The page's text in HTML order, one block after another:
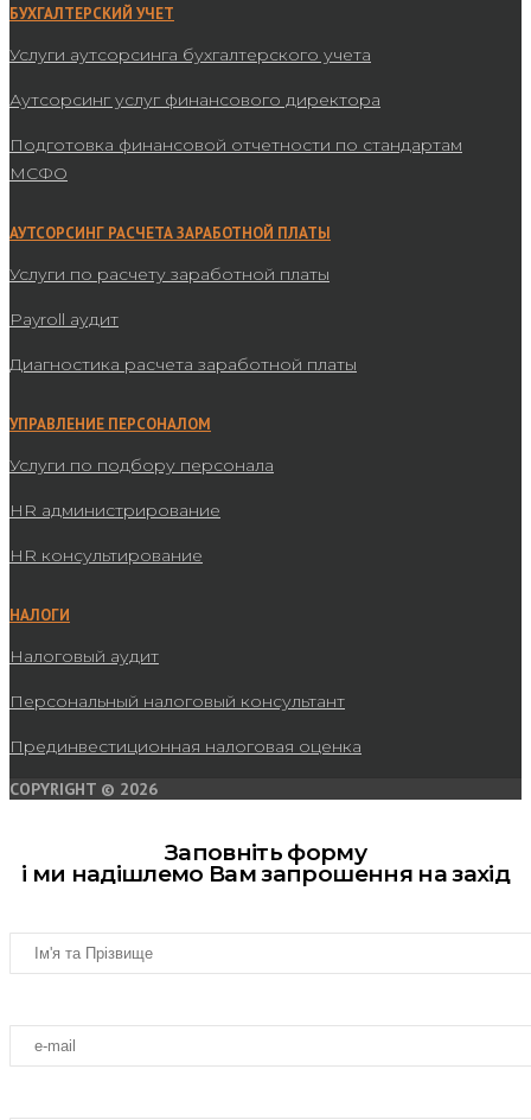
БУХГАЛТЕРСКИЙ УЧЕТ
Услуги аутсорсинга бухгалтерского учета
Аутсорсинг услуг финансового директора
Подготовка финансовой отчетности по стандартам
МСФО
АУТСОРСИНГ РАСЧЕТА ЗАРАБОТНОЙ ПЛАТЫ
Услуги по расчету заработной платы
Payroll аудит
Диагностика расчета заработной платы
УПРАВЛЕНИЕ ПЕРСОНАЛОМ
Услуги по подбору персонала
HR администрирование
HR консультирование
НАЛОГИ
Налоговый аудит
Персональный налоговый консультант
Прединвестиционная налоговая оценка
COPYRIGHT © 2026
Заповніть форму
і ми надішлемо Вам запрошення на захід